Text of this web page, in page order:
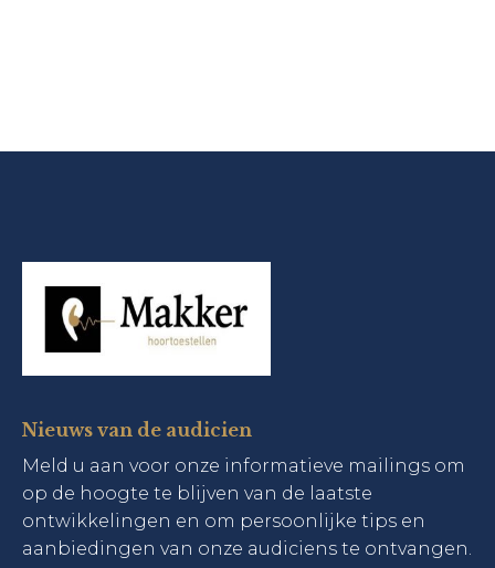
vakantie.Een absolute aanrader! ⭐️⭐️⭐️⭐️⭐️
Nieuws van de audicien
Meld u aan voor onze informatieve mailings om
op de hoogte te blijven van de laatste
ontwikkelingen en om persoonlijke tips en
aanbiedingen van onze audiciens te ontvangen.